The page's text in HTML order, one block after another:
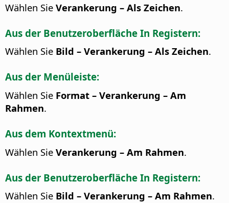
Wählen Sie Verankerung – Als Zeichen.
Aus der Benutzeroberfläche In Registern:
Wählen Sie Bild – Verankerung – Als Zeichen.
Aus der Menüleiste:
Wählen Sie Format – Verankerung – Am
Rahmen.
Aus dem Kontextmenü:
Wählen Sie Verankerung – Am Rahmen.
Aus der Benutzeroberfläche In Registern:
Wählen Sie Bild – Verankerung – Am Rahmen.